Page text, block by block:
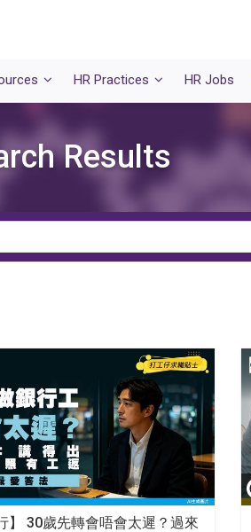
HR Practices HR Jobs
Results
】 30歲先轉會唔會太遲？過來